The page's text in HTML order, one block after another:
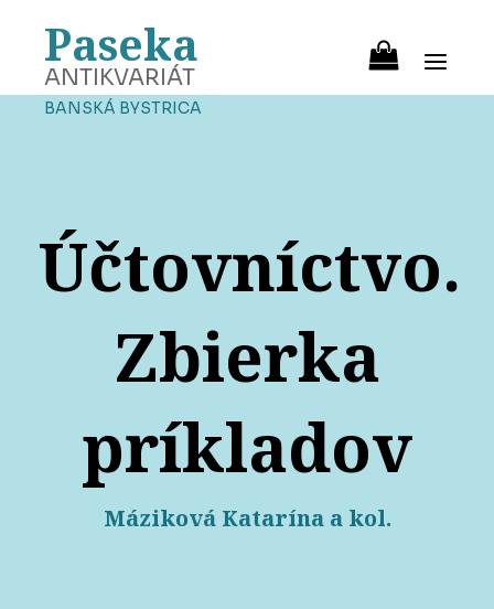
Paseka
ANTIKVARIÁT
BANSKÁ BYSTRICA
Účtovníctvo.
Zbierka
príkladov
Máziková Katarína a kol.